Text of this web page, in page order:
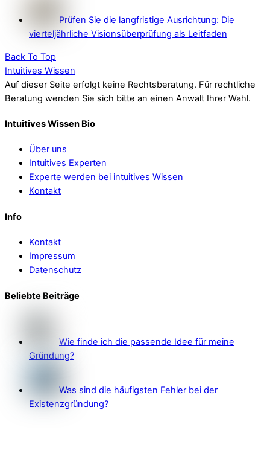
Prüfen Sie die langfristige Ausrichtung: Die
vierteljährliche Visionsüberprüfung als Leitfaden
Back To Top
Intuitives Wissen
Auf dieser Seite erfolgt keine Rechtsberatung. Für rechtliche
Beratung wenden Sie sich bitte an einen Anwalt Ihrer Wahl.
Intuitives Wissen Bio
Über uns
Intuitives Experten
Experte werden bei intuitives Wissen
Kontakt
Info
Kontakt
Impressum
Datenschutz
Beliebte Beiträge
Wie finde ich die passende Idee für meine
Gründung?
Was sind die häufigsten Fehler bei der
Existenzgründung?